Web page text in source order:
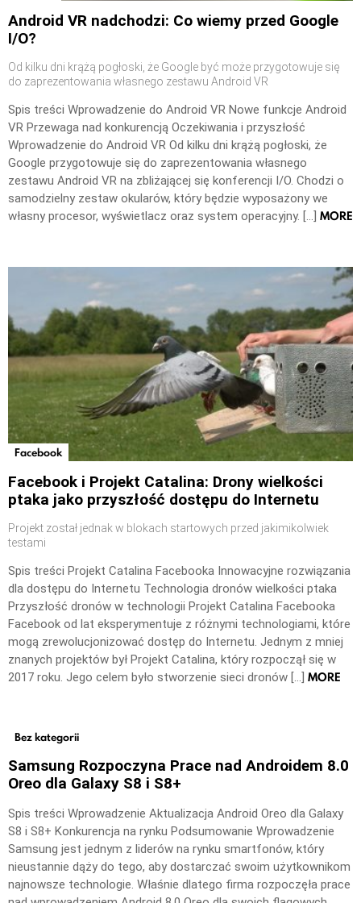
Android VR nadchodzi: Co wiemy przed Google
I/O?
Od kilku dni krążą pogłoski, że Google być może przygotowuje się
do zaprezentowania własnego zestawu Android VR
Spis treści Wprowadzenie do Android VR Nowe funkcje Android
VR Przewaga nad konkurencją Oczekiwania i przyszłość
Wprowadzenie do Android VR Od kilku dni krążą pogłoski, że
Google przygotowuje się do zaprezentowania własnego
zestawu Android VR na zbliżającej się konferencji I/O. Chodzi o
samodzielny zestaw okularów, który będzie wyposażony we
własny procesor, wyświetlacz oraz system operacyjny. […] MORE
Facebook
Facebook i Projekt Catalina: Drony wielkości
ptaka jako przyszłość dostępu do Internetu
Projekt został jednak w blokach startowych przed jakimikolwiek
testami
Spis treści Projekt Catalina Facebooka Innowacyjne rozwiązania
dla dostępu do Internetu Technologia dronów wielkości ptaka
Przyszłość dronów w technologii Projekt Catalina Facebooka
Facebook od lat eksperymentuje z różnymi technologiami, które
mogą zrewolucjonizować dostęp do Internetu. Jednym z mniej
znanych projektów był Projekt Catalina, który rozpoczął się w
2017 roku. Jego celem było stworzenie sieci dronów […] MORE
Bez kategorii
Samsung Rozpoczyna Prace nad Androidem 8.0
Oreo dla Galaxy S8 i S8+
Spis treści Wprowadzenie Aktualizacja Android Oreo dla Galaxy
S8 i S8+ Konkurencja na rynku Podsumowanie Wprowadzenie
Samsung jest jednym z liderów na rynku smartfonów, który
nieustannie dąży do tego, aby dostarczać swoim użytkownikom
najnowsze technologie. Właśnie dlatego firma rozpoczęła prace